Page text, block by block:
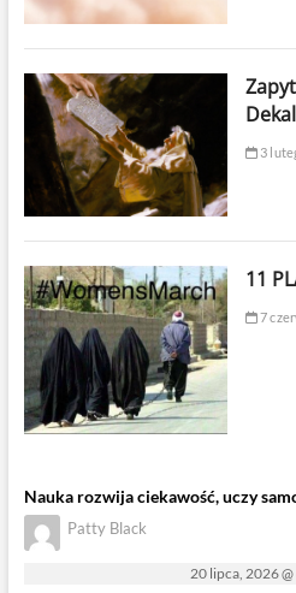
3
11
7
Nauka rozwija ciekawość, uczy
Patty Black
20 lipca, 2026